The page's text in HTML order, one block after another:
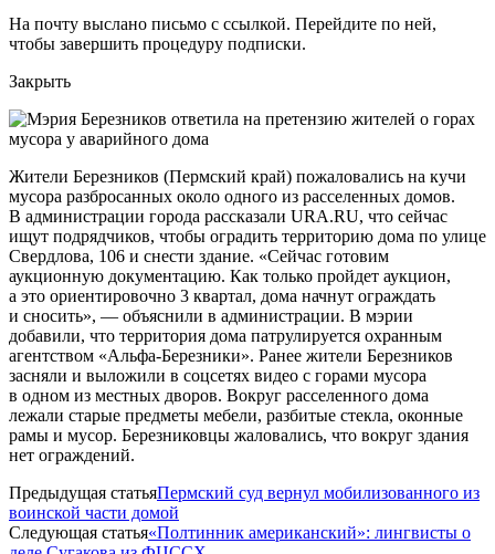
На почту выслано письмо с ссылкой. Перейдите по ней,
чтобы завершить процедуру подписки.
Закрыть
Жители Березников (Пермский край) пожаловались на кучи
мусора разбросанных около одного из расселенных домов.
В администрации города рассказали URA.RU, что сейчас
ищут подрядчиков, чтобы оградить территорию дома по улице
Свердлова, 106 и снести здание. «Сейчас готовим
аукционную документацию. Как только пройдет аукцион,
а это ориентировочно 3 квартал, дома начнут ограждать
и сносить», — объяснили в администрации. В мэрии
добавили, что территория дома патрулируется охранным
агентством «Альфа-Березники». Ранее жители Березников
засняли и выложили в соцсетях видео с горами мусора
в одном из местных дворов. Вокруг расселенного дома
лежали старые предметы мебели, разбитые стекла, оконные
рамы и мусор. Березниковцы жаловались, что вокруг здания
нет ограждений.
Предыдущая статьяПермский суд вернул мобилизованного из
воинской части домой
Следующая статья«Полтинник американский»: лингвисты о